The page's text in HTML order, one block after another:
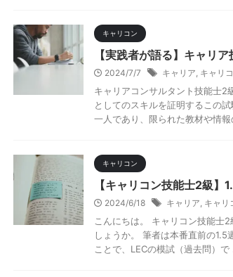
キャリコン
【実践者が語る】キャリ
2024/7/7 キャリア, キャリ
キャリアコンサルタント技能士2
としてのスキルを証明するこの
一人であり、限られた教材や情
キャリコン
【キャリコン技能士2級
2024/6/18 キャリア, キャリ
こんにちは。 キャリコン技能士
しょうか。 筆者は本番直前の
ことで、LECの模試（過去問）で